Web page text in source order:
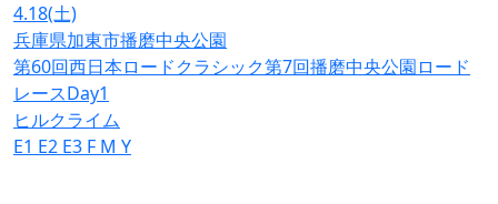
4.18(土)
兵庫県加東市播磨中央公園
第60回西日本ロードクラシック第7回播磨中央公園ロード
レースDay1
ヒルクライム
E1 E2 E3 F M Y